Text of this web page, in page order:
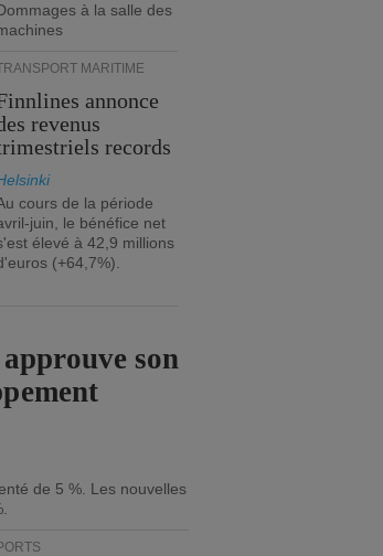
à la salle des
MARITIME
annonce
revenus
records
cours de la période
juin, le bénéfice net
élevé à 42,9 millions
(+64,7%).
son
de 5 %. Les nouvelles